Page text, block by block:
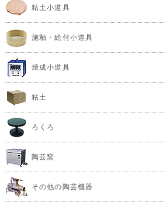
粘土小道具
施釉・絵付小道具
焼成小道具
粘土
ろくろ
陶芸窯
その他の陶芸機器